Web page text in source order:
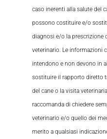
caso inerenti alla salute del
possono costituire e/o
diagnosi e/o la prescrizione
veterinario. Le informazioni
intendono e non devono in
sostituire il rapporto diretto
del cane o la visita
raccomanda di chiedere
veterinario e/o quello dei
merito a qualsiasi